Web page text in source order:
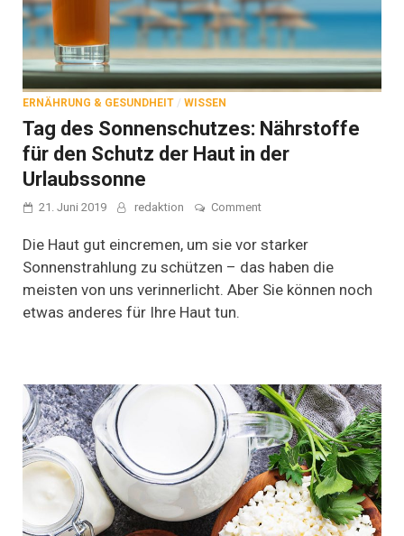
ERNÄHRUNG & GESUNDHEIT / WISSEN
Tag des Sonnenschutzes: Nährstoffe
für den Schutz der Haut in der
Urlaubssonne
21. Juni 2019 redaktion Commenton
des
Nährstoffe
für
der
Urlaubssonne
Die Haut gut eincremen, um sie vor starker
Sonnenstrahlung zu schützen – das haben die
meisten von uns verinnerlicht. Aber Sie können noch
etwas anderes für Ihre Haut tun.